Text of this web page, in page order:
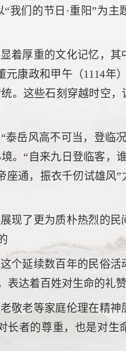
我们的节日·重阳”为主
着厚重的文化记忆，其
康政和甲午（1114年
。这些石刻穿越时空
岳风高不可当，登临
。“自来九日登临客，
通，振衣千仞试雄风
现了更为质朴热烈的
个延续数百年的民俗
达着百姓对生命的礼赞
敬老等家庭伦理在精神
者的尊重，也是对生